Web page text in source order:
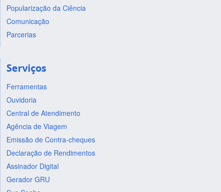
Popularização da Ciência
Comunicação
Parcerias
Serviços
Ferramentas
Ouvidoria
Central de Atendimento
Agência de Viagem
Emissão de Contra-cheques
Declaração de Rendimentos
Assinador Digital
Gerador GRU